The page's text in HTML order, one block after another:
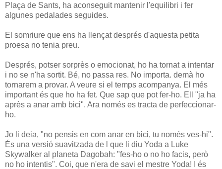
Plaça de Sants, ha aconseguit mantenir l'equilibri i fer
algunes pedalades seguides.
El somriure que ens ha llençat després d'aquesta petita
proesa no tenia preu.
Després, potser sorprès o emocionat, ho ha tornat a intentar
i no se n'ha sortit. Bé, no passa res. No importa. demà ho
tornarem a provar. A veure si el temps acompanya. El més
important és que ho ha fet. Que sap que pot fer-ho. Ell "ja ha
après a anar amb bici". Ara només es tracta de perfeccionar-
ho.
Jo li deia, "no pensis en com anar en bici, tu només ves-hi".
És una versió suavitzada de l que li diu Yoda a Luke
Skywalker al planeta Dagobah: "fes-ho o no ho facis, però
no ho intentis". Coi, que n'era de savi el mestre Yoda! I és